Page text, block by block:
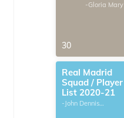
-Gloria Mary
30
Real Madrid
Squad / Player
List 2020-21
-John Dennis